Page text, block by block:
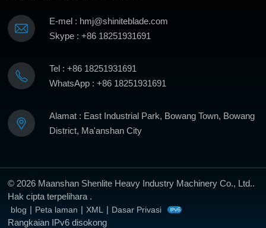
E-mel : hmj@shiniteblade.com
Skype : +86 18251931691
Tel : +86 18251931691
WhatsApp : +86 18251931691
Alamat : East Industrial Park, Bowang Town, Bowang
District, Ma'anshan City
© 2026 Maanshan Shenlite Heavy Industry Machinery Co., Ltd..
Hak cipta terpelihara .
blog | Peta laman | XML | Dasar Privasi
Rangkaian IPv6 disokong